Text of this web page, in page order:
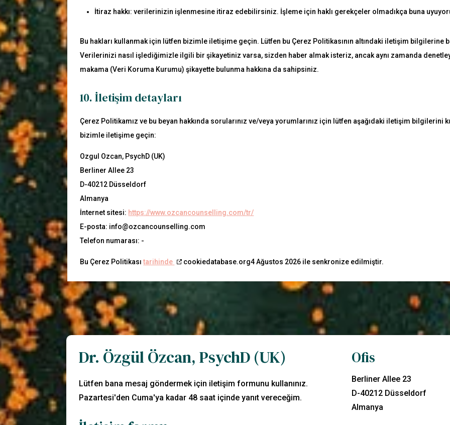
İtiraz hakkı: verilerinizin işlenmesine itiraz edebilirsiniz. İşleme için haklı gerekçeler olmadıkça buna
Bu hakları kullanmak için lütfen bizimle iletişime geçin. Lütfen bu Çerez Politikasının altındaki iletişim bilgilerine
Verilerinizi nasıl işlediğimizle ilgili bir şikayetiniz varsa, sizden haber almak isteriz, ancak aynı zamanda
makama (Veri Koruma Kurumu) şikayette bulunma hakkına da sahipsiniz.
10. İletişim detayları
Çerez Politikamız ve bu beyan hakkında sorularınız ve/veya yorumlarınız için lütfen aşağıdaki iletişim bilgilerini
bizimle iletişime geçin:
Ozgul Ozcan, PsychD (UK)
Berliner Allee 23
D-40212 Düsseldorf
Almanya
İnternet sitesi: https://www.ozcancounselling.com/tr/
E-posta: info@ozcancounselling.com
Telefon numarası: -
Bu Çerez Politikasıtarihinde cookiedatabase.org4 Ağustos 2026 ile senkronize edilmiştir.
Dr. Özgül Özcan, PsychD (UK)
Lütfen bana mesaj göndermek için iletişim formunu kullanınız.
Pazartesi'den Cuma'ya kadar 48 saat içinde yanıt vereceğim.
Ofis
Berliner Allee 23
D-40212 Düsseldorf
Almanya